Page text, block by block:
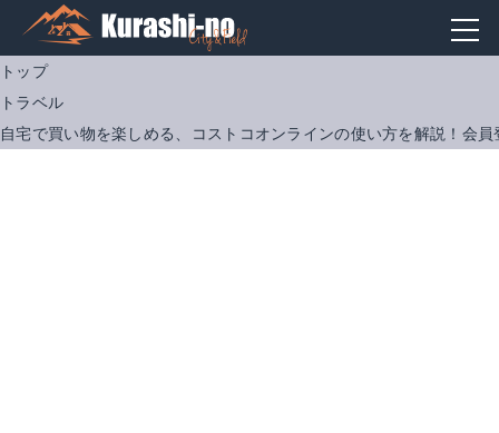
トップ
トラベル
自宅で買い物を楽しめる、コストコオンラインの使い方を解説！会